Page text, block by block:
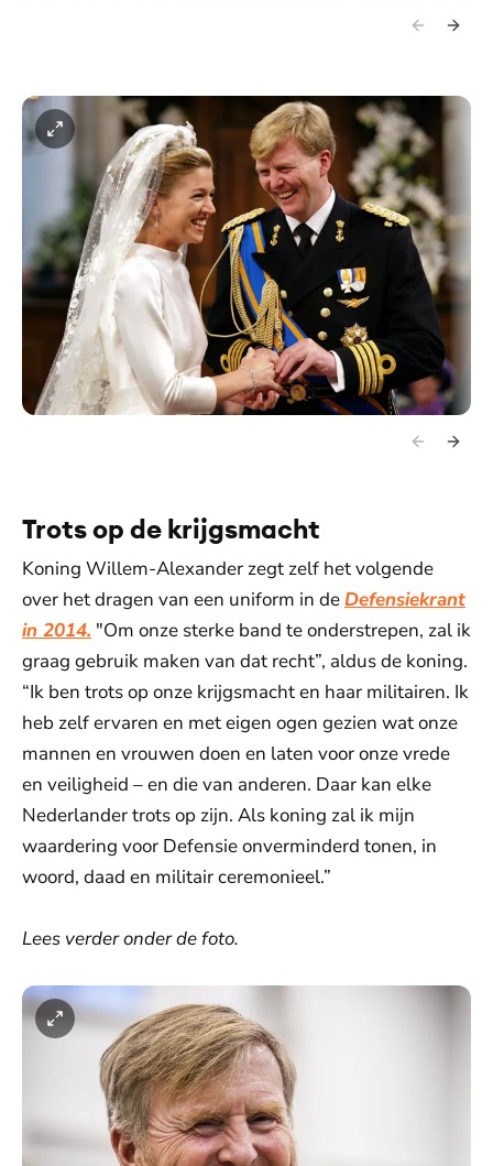
Trots op de krijgsmacht
Koning Willem-Alexander zegt zelf het volgende
over het dragen van een uniform in deDefensiekrant
in 2014. "Om onze sterke band te onderstrepen, zal ik
graag gebruik maken van dat recht”, aldus de koning.
“Ik ben trots op onze krijgsmacht en haar militairen. Ik
heb zelf ervaren en met eigen ogen gezien wat onze
mannen en vrouwen doen en laten voor onze vrede
en veiligheid – en die van anderen. Daar kan elke
Nederlander trots op zijn. Als koning zal ik mijn
waardering voor Defensie onverminderd tonen, in
woord, daad en militair ceremonieel.”
Lees verder onder de foto.